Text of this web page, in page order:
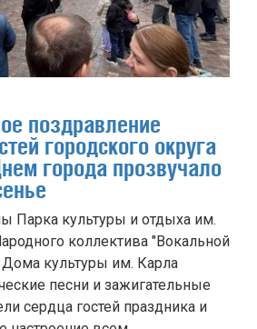
поздравление
городского округа
города прозвучало
Парка культуры и отдыха им.
коллектива "Вокальной
Дома культуры им. Карла
песни и зажигательные
сердца гостей праздника и